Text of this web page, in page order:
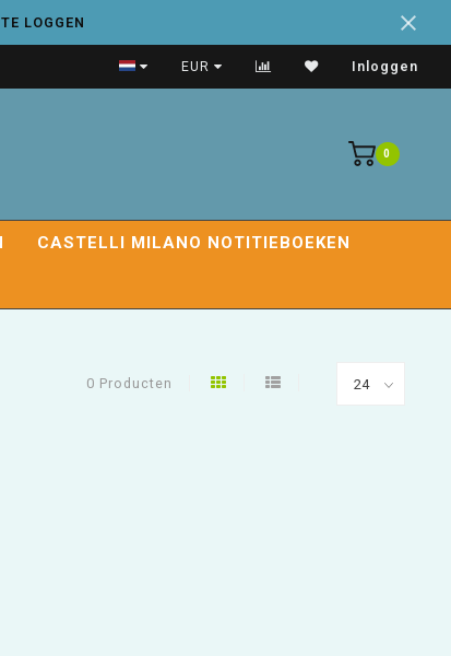
LOGGEN
Handige adresboeken
EUR Inloggen
0
CASTELLI MILANO NOTITIEBOEKEN
0 Producten